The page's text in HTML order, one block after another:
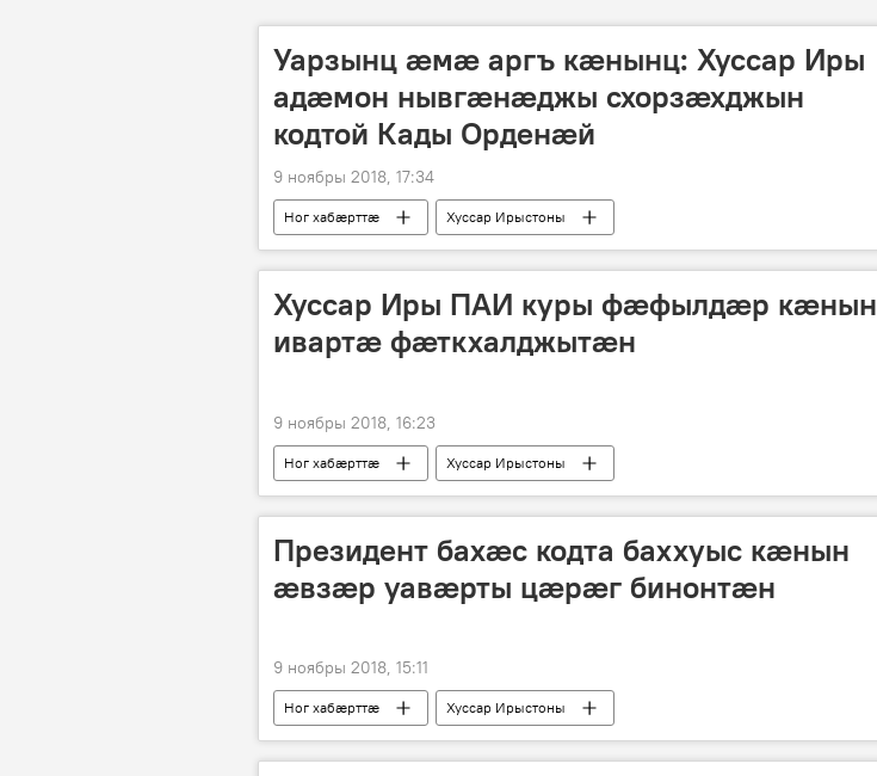
Уарзынц ӕмӕ аргъ кӕнынц: Хуссар Иры
адӕмон нывгӕнӕджы схорзӕхджын
кодтой Кады Орденӕй
9 ноябры 2018, 17:34
Ног хабӕрттӕ Хуссар Ирыстоны
Хуссар Иры ПАИ куры фӕфылдӕр кӕнын
ивартӕ фӕткхалджытӕн
9 ноябры 2018, 16:23
Ног хабӕрттӕ Хуссар Ирыстоны
Президент бахӕс кодта баххуыс кӕнын
ӕвзӕр уавӕрты цӕрӕг бинонтӕн
9 ноябры 2018, 15:11
Ног хабӕрттӕ Хуссар Ирыстоны